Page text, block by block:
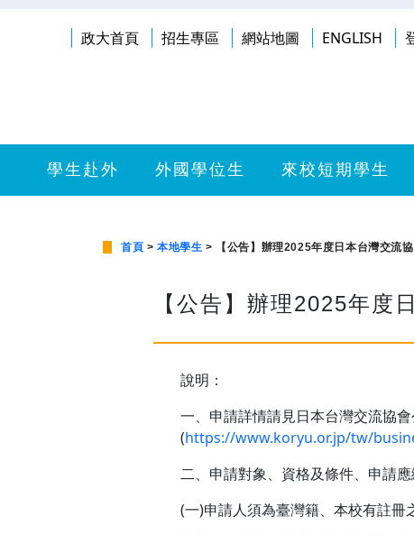
政大首頁 招生專區 網站地圖 ENGLISH
學生赴外 外國學位生 來校短期學生
首頁 >本地學生 > 【公告】辦理2025年度日本台灣交流
【公告】辦理2025年度
說明：
一、申請詳情請見日本台灣交流協
(https://www.koryu.or.jp/tw/
二、申請對象、資格及條件、申請
(一)申請人須為臺灣籍、本校有註冊